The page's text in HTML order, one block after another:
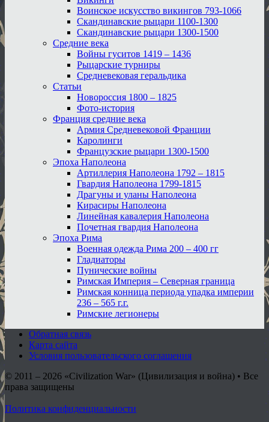
Воинское искусство викингов 793-1066
Скандинавские рыцари 1100-1300
Скандинавские рыцари 1300-1500
Средние века
Войны гуситов 1419 – 1436
Рыцарские турниры
Средневековая геральдика
Статьи
Новороссия 1800 – 1825
Фото-история
Франция средние века
Армия Средневековой Франции
Каролинги
Французские рыцари 1300-1500
Эпоха Наполеона
Артиллерия Наполеона 1792 – 1815
Гвардия Наполеона 1799-1815
Драгуны и уланы Наполеона
Кирасиры Наполеона
Линейная кавалерия Наполеона
Почетная гвардия Наполеона
Эпоха Рима
Военная одежда Рима 200 – 400 гг
Гладиаторы
Пунические войны
Римская Империя – Северная граница
Римская конница периода упадка империи
236 – 565 г.г.
Римские легионеры
Обратная связь
Карта сайта
Условия пользовательского соглашения
© 2011 – 2026 «Civilization War» (Цивилизация и война) • Все
права защищены
Политика конфиденциальности